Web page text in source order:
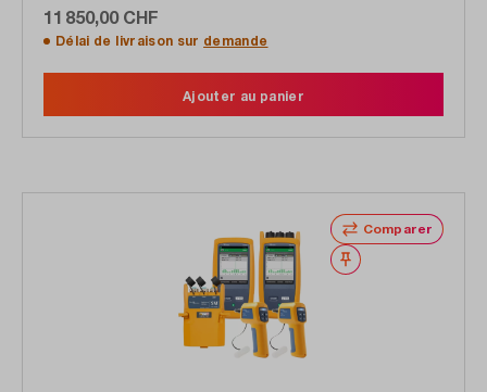
11 850,00 CHF
Délai de livraison sur demande
Ajouter au panier
Comparer
Noter